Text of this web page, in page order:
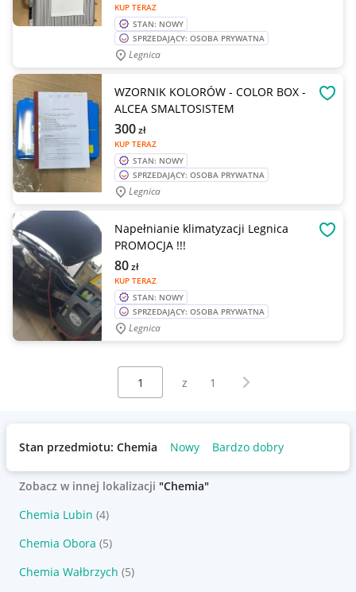
KUP TERAZ
STAN: NOWY
SPRZEDAJĄCY: OSOBA PRYWATNA
Legnica
WZORNIK KOLORÓW - COLOR BOX -
ALCEA SMALTOSISTEM
KUP TERAZ
300zł
STAN: NOWY
SPRZEDAJĄCY: OSOBA PRYWATNA
Legnica
Napełnianie klimatyzacji Legnica
PROMOCJA !!!
KUP TERAZ
80zł
STAN: NOWY
SPRZEDAJĄCY: OSOBA PRYWATNA
Legnica
Wybierz stronę:
z 1 Następna strona
Stan przedmiotu: Chemia Nowy Bardzo dobry
Zobacz w innej lokalizacji "Chemia"
Chemia Lubin (4)
Chemia Obora (5)
Chemia Wałbrzych (5)